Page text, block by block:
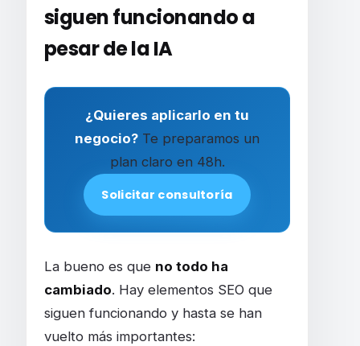
siguen funcionando a
pesar de la IA
¿Quieres aplicarlo en tu
negocio? Te preparamos un
plan claro en 48h.
Solicitar consultoría
La bueno es que no todo ha
cambiado. Hay elementos SEO que
siguen funcionando y hasta se han
vuelto más importantes: